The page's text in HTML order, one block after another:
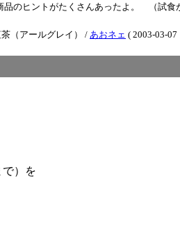
のヒントがたくさんあったよ。 （試食
（アールグレイ） / あおネェ ( 2003-03-07
）を